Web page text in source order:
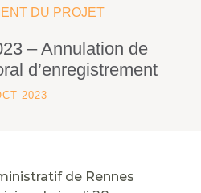
DU PROJET
– Annulation de
d’enregistrement
2023
de Rennes